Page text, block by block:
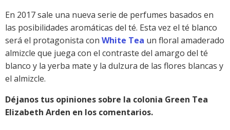
En 2017 sale una nueva serie de perfumes basados en
las posibilidades aromáticas del té. Esta vez el té blanco
será el protagonista con White Tea un floral amaderado
almizcle que juega con el contraste del amargo del té
blanco y la yerba mate y la dulzura de las flores blancas y
el almizcle.
Déjanos tus opiniones sobre la colonia Green Tea
Elizabeth Arden en los comentarios.